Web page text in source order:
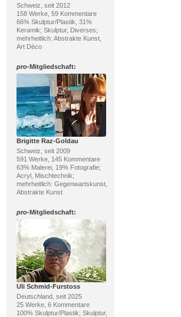
Schweiz, seit 2012
158 Werke, 59 Kommentare
66% Skulptur/Plastik, 31%
Keramik; Skulptur, Diverses;
mehrheitlich: Abstrakte Kunst,
Art Déco
pro-Mitgliedschaft:
Brigitte Raz-Goldau
Schweiz, seit 2009
591 Werke, 145 Kommentare
63% Malerei, 19% Fotografie;
Acryl, Mischtechnik;
mehrheitlich: Gegenwartskunst,
Abstrakte Kunst
pro-Mitgliedschaft:
Uli Schmid-Furstoss
Deutschland, seit 2025
25 Werke, 6 Kommentare
100% Skulptur/Plastik; Skulptur,